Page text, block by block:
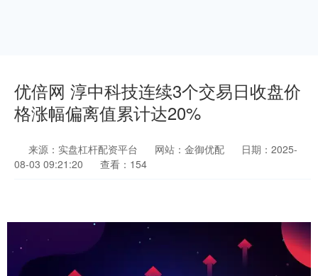
优倍网 淳中科技连续3个交易日收盘价
格涨幅偏离值累计达20%
来源：实盘杠杆配资平台 网站：金御优配
日期：2025-
08-03 09:21:20
查看：154